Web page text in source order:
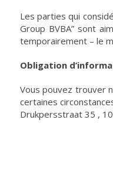
Les parties qui
Group BVBA” sont
temporairement – le
Obligation
Vous pouvez trouver
certaines
Drukpersstraat 35 ,